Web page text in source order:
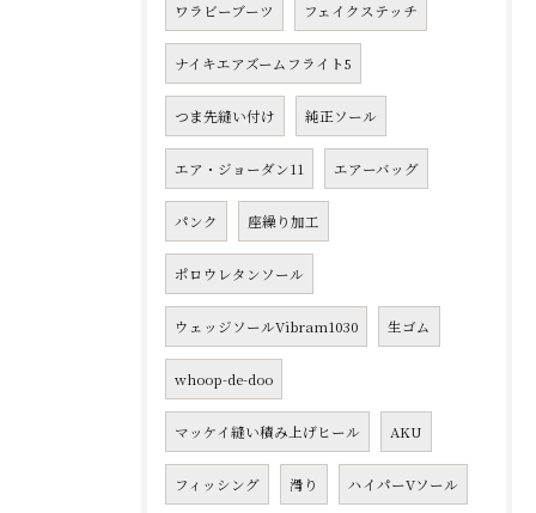
ワラビーブーツ フェイクステッチ
ナイキエアズームフライト5
つま先縫い付け 純正ソール
エア・ジョーダン11 エアーバッグ
パンク 座繰り加工
ポロウレタンソール
ウェッジソールVibram1030 生ゴム
whoop-de-doo
マッケイ縫い積み上げヒール AKU
フィッシング 滑り ハイパーVソール